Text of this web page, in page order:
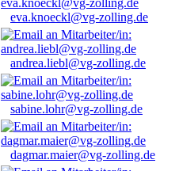
eva.knoeckl@vg-zolling.de
andrea.liebl@vg-zolling.de
sabine.lohr@vg-zolling.de
dagmar.maier@vg-zolling.de